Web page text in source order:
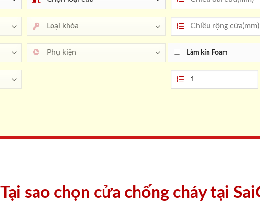
Làm kín Foam
Tại sao chọn cửa chống cháy tại